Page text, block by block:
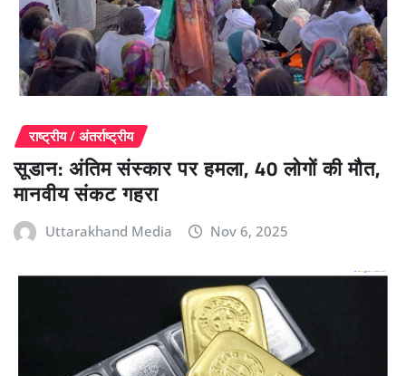
राष्ट्रीय / अंतर्राष्ट्रीय
सूडान: अंतिम संस्कार पर हमला, 40 लोगों की मौत,
मानवीय संकट गहरा
Uttarakhand Media Nov 6, 2025